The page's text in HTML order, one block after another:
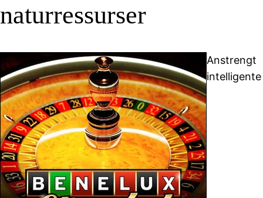
naturressurser
Anstrengt
intelligente